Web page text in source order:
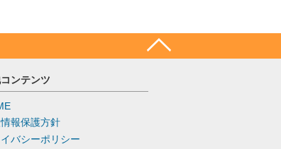
ンテンツ
報保護方針
バシーポリシー